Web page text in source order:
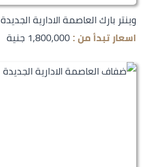
وينتر بارك العاصمة الادارية الجديدة
اسعار تبدأ من : 1,800,000 جنية